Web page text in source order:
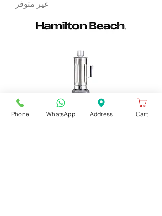
غير متوفر
Phone WhatsApp Address Cart